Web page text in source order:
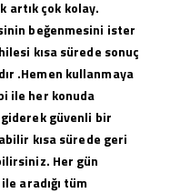
artık çok kolay.
beğenmesini ister
kısa sürede sonuç
.Hemen kullanmaya
ile her konuda
güvenli bir
kısa sürede geri
Her gün
aradığı tüm